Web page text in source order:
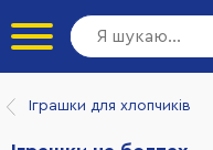
Іграшки для хлопчиків